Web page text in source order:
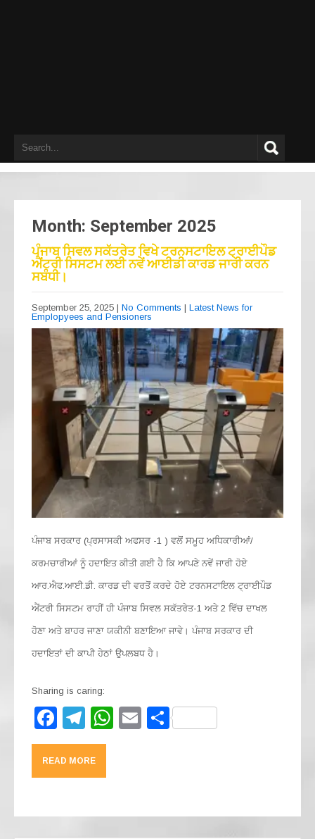
Month: September 2025
ਪੰਜਾਬ ਸਿਵਲ ਸਕੱਤਰੇਤ ਵਿਖੇ ਟਰਨਸਟਾਇਲ ਟ੍ਰਾਈਪੌਡ
ਐਂਟਰੀ ਸਿਸਟਮ ਲਈ ਨਵੇਂ ਆਈਡੀ ਕਾਰਡ ਜਾਰੀ ਕਰਨ
ਸਬੰਧੀ।
September 25, 2025 | No Comments | Latest News for
Emplopyees and Pensioners
ਪੰਜਾਬ ਸਰਕਾਰ (ਪ੍ਰਸਾਸਕੀ ਅਫਸਰ -1 ) ਵਲੋਂ ਸਮੂਹ ਅਧਿਕਾਰੀਆਂ/
ਕਰਮਚਾਰੀਆਂ ਨੂੰ ਹਦਾਇਤ ਕੀਤੀ ਗਈ ਹੈ ਕਿ ਆਪਣੇ ਨਵੇਂ ਜਾਰੀ ਹੋਏ
ਆਰ.ਐਫ.ਆਈ.ਡੀ. ਕਾਰਡ ਦੀ ਵਰਤੋਂ ਕਰਦੇ ਹੋਏ ਟਰਨਸਟਾਇਲ ਟ੍ਰਾਈਪੌਡ
ਐਂਟਰੀ ਸਿਸਟਮ ਰਾਹੀਂ ਹੀ ਪੰਜਾਬ ਸਿਵਲ ਸਕੱਤਰੇਤ-1 ਅਤੇ 2 ਵਿੱਚ ਦਾਖਲ
ਹੋਣਾ ਅਤੇ ਬਾਹਰ ਜਾਣਾ ਯਕੀਨੀ ਬਣਾਇਆ ਜਾਵੇ। ਪੰਜਾਬ ਸਰਕਾਰ ਦੀ
ਹਦਾਇਤਾਂ ਦੀ ਕਾਪੀ ਹੇਠਾਂ ਉਪਲਬਧ ਹੈ।
Sharing is caring:
F
a
c
e
T
el
e
gr
W
E S
READ MORE